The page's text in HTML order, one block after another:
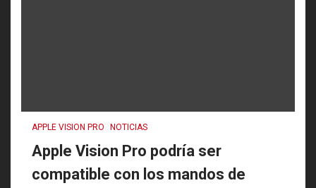
APPLE VISION PRO NOTICIAS
Apple Vision Pro podría ser
compatible con los mandos de